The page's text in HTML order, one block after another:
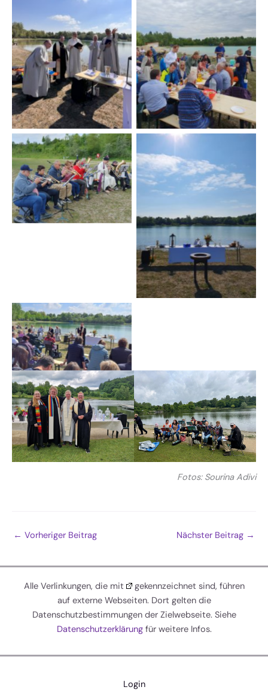
No Caption No Caption
No Caption
No Caption
No Caption
Fotos: Sourina Adivi
← Vorheriger Beitrag Nächster Beitrag →
Alle Verlinkungen, die mit
gekennzeichnet sind, führen
auf externe Webseiten. Dort gelten die
Datenschutzbestimmungen der Zielwebseite. Siehe
Datenschutzerklärungfür weitere Infos.
Login